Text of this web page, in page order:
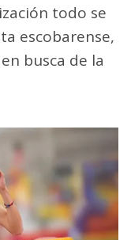
todo se
escobarense,
busca de la